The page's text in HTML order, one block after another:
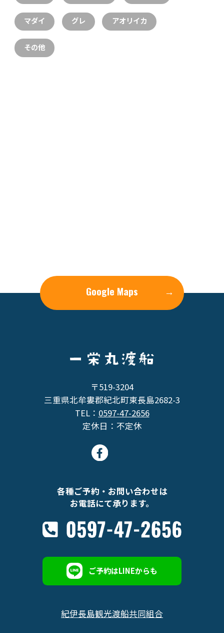
マダイ グレ アオリイカ
その他
Google Maps →
〒519-3204
三重県北牟婁郡紀北町東長島2682-3
TEL： 0597-47-2656
定休日：不定休
各種ご予約・お問い合わせは
お電話にて承ります。
ご予約はLINEからも
紀伊長島観光渡船共同組合